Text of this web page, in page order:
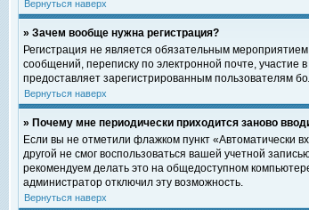
Вернуться наверх
» Зачем вообще нужна регистрация?
Регистрация не является обязательным
сообщений, переписку по электронной почте, участие
предоставляет зарегистрированным пользователям
Вернуться наверх
» Почему мне периодически приходится заново
Если вы не отметили флажком пункт «Автоматически
другой не смог воспользоваться вашей учетной
рекомендуем делать это на общедоступном
администратор отключил эту возможность.
Вернуться наверх